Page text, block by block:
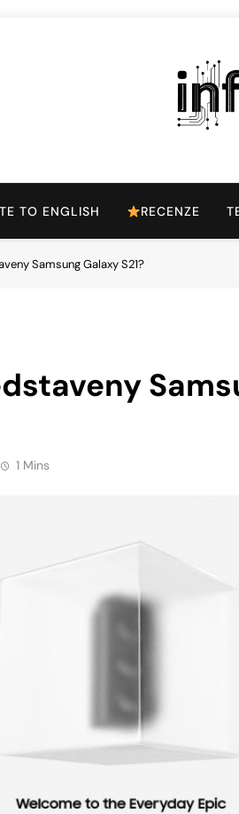
TO ENGLISH RECENZE
Samsung Galaxy S21?
1 Mins